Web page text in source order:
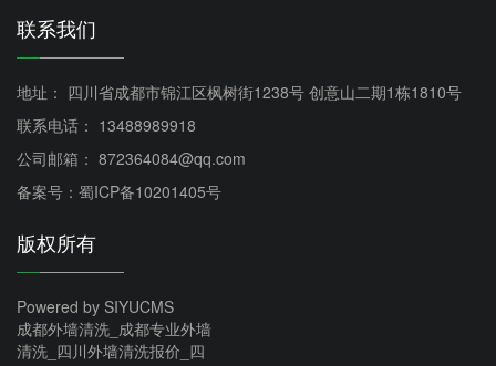
联系我们
地址： 四川省成都市锦江区枫树街1238号 创意山二期1栋1810号
联系电话： 13488989918
公司邮箱： 872364084@qq.com
备案号：蜀ICP备10201405号
版权所有
Powered by SIYUCMS
成都外墙清洗_成都专业外墙
清洗_四川外墙清洗报价_四